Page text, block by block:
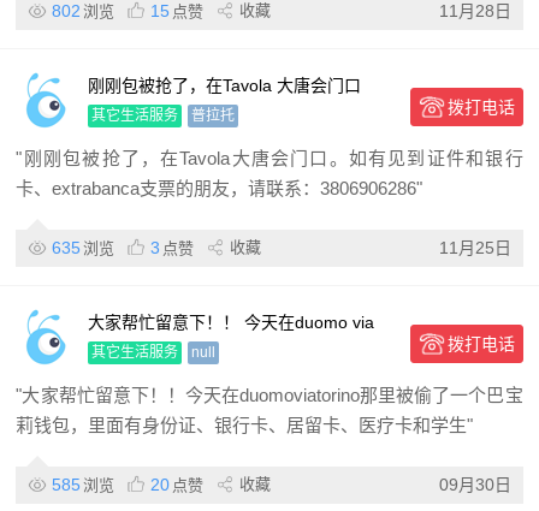
802 浏览 15 点赞 收藏 11月28日
刚刚包被抢了，在Tavola 大唐会门口
其它生活服务 普拉托 拨打电话
"刚刚包被抢了，在Tavola大唐会门口。如有见到证件和银行
卡、extrabanca支票的朋友，请联系：3806906286"
635 浏览 3 点赞 收藏 11月25日
大家帮忙留意下！！ 今天在duomo via
torino那里被偷了一个巴宝莉钱包，
其它生活服务 null 拨打电话
"大家帮忙留意下！！今天在duomoviatorino那里被偷了一个巴宝
莉钱包，里面有身份证、银行卡、居留卡、医疗卡和学生"
585 浏览 20 点赞 收藏 09月30日